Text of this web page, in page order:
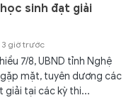
sinh đạt giải
3 giờ trước
7/8, UBND tỉnh Nghệ
mặt, tuyên dương các
giải tại các kỳ thi...